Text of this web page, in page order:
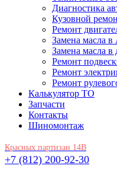
Диагностика
Кузовной
Ремонт
Замена
Замена масла в
Ремонт
Ремонт
Ремонт
Калькулятор ТО
Запчасти
Контакты
Шиномонтаж
Красных партизан 14В
+7 (812) 200-92-30